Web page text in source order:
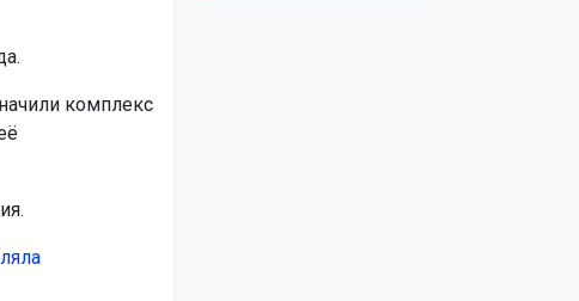
комплекс